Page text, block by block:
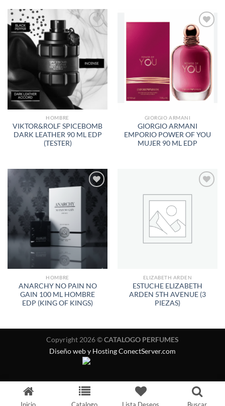
AÑADIR
A LA
LISTA
DE
DESEOS
HOMBRE
VIKTOR&ROLF SPICEBOMB
DARK LEATHER 90 ML EDP
(TESTER)
AÑADIR
A LA
LISTA
DE
DESEOS
GIORGIO ARMANI
GIORGIO ARMANI
EMPORIO POWER OF YOU
MUJER 90 ML EDP
LISTA
HOMBRE
ANARCHY NO PAIN NO
GAIN 100 ML HOMBRE
EDP (KING OF KINGS)
AÑADIR
ELIZABETH ARDEN
ESTUCHE ELIZABETH
ARDEN 5TH AVENUE (3
PIEZAS)
Copyright 2026 ©CATALOGO PERFUMES
Diseño web y Hosting ConectServer.com